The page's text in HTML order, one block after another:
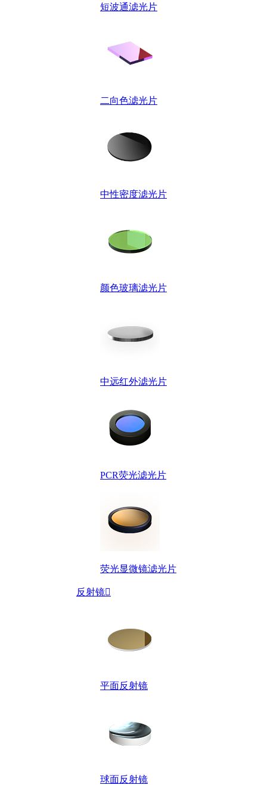
短波通滤光片
二向色滤光片
中性密度滤光片
颜色玻璃滤光片
中远红外滤光片
PCR荧光滤光片
荧光显微镜滤光片
反射镜
平面反射镜
球面反射镜